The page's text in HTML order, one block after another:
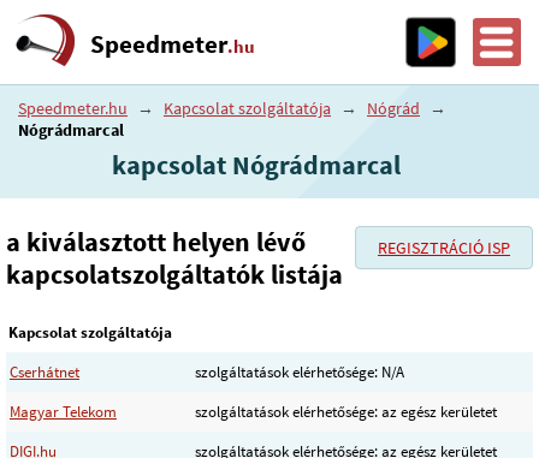
Speedmeter.hu
Speedmeter.hu → Kapcsolat szolgáltatója → Nógrád
→
Nógrádmarcal
kapcsolat Nógrádmarcal
REGISZTRÁCIÓ ISP
a kiválasztott helyen lévő
kapcsolatszolgáltatók listája
Kapcsolat szolgáltatója
Cserhátnet
szolgáltatások elérhetősége: N/A
Magyar Telekom
szolgáltatások elérhetősége: az egész kerületet
DIGI.hu
szolgáltatások elérhetősége: az egész kerületet